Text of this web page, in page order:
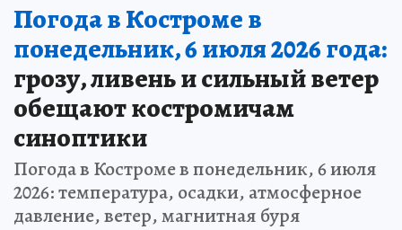
Погода в Костроме в
понедельник, 6 июля 2026 года:
грозу, ливень и сильный ветер
обещают костромичам
синоптики
Погода в Костроме в понедельник, 6 июля
2026: температура, осадки, атмосферное
давление, ветер, магнитная буря